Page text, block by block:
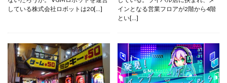
している株式会社ロボットは20[…]
インとなる営業フロアが2階から4階
とい[…]